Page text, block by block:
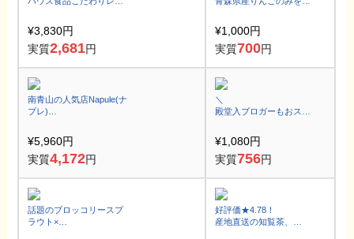
WEB限定エコバック付＞
¥3,830円
実質2,681円
果樹園のりんごスティッ
ク ふじ 3袋セット
¥1,000円
実質700円
南青山の人気店Napule(ナ
プレ)
ピッツァ 4枚セット
¥5,960円
実質4,172円
＼
殿堂入ブロガーもおスス
ポッコリがスッキリ茶で
びっくり爽快！初回限定
¥1,080円
実質756円
話題のブロッコリースプ
ラウト×
好評価★4.78！
産地直送の知覧茶、